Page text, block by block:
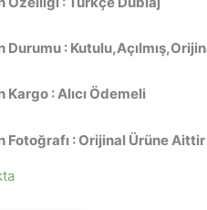
Durumu :
Kargo : Alıcı Ödemeli
Fotoğrafı : Orijinal Ürüne Aittir